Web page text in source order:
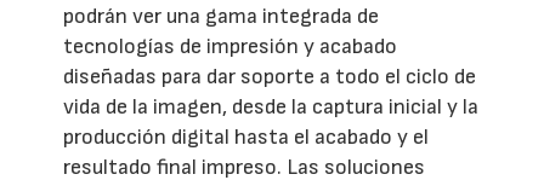
podrán ver una gama integrada de
tecnologías de impresión y acabado
diseñadas para dar soporte a todo el ciclo de
vida de la imagen, desde la captura inicial y la
producción digital hasta el acabado y el
resultado final impreso. Las soluciones